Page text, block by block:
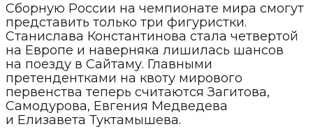
С​борную России на чемпионате мира смогут
представить только три фигуристки.
Станислава Константинова стала четвертой
на Европе и наверняка лишилась шансов
на поезду в Сайтаму. Главными
претендентками на квоту мирового
первенства теперь считаются Загитова,
Самодурова, Евгения Медведева
и Елизавета Туктамышева.